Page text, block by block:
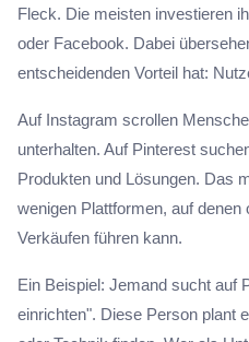
Fleck. Die meisten investieren
oder Facebook. Dabei
entscheidenden Vorteil hat:
Auf Instagram scrollen
unterhalten. Auf Pinterest
Produkten und Lösungen. Das
wenigen Plattformen, auf
Verkäufen führen kann.
Ein Beispiel: Jemand sucht auf
einrichten". Diese Person plant